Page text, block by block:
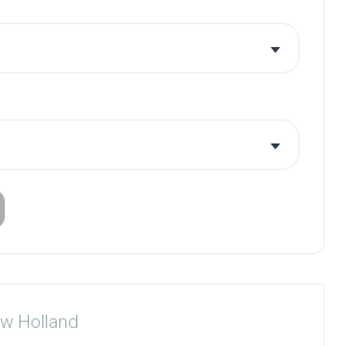
Holland